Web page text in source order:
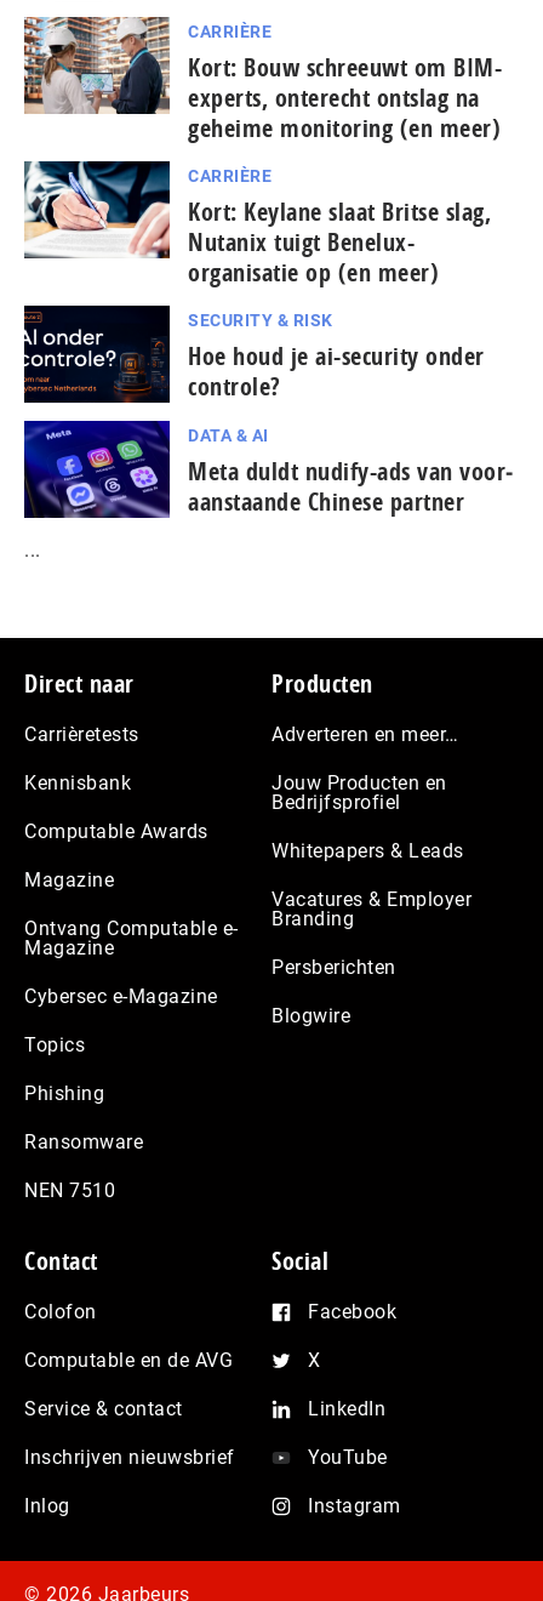
CARRIÈRE
Kort: Bouw schreeuwt om BIM-
experts, onterecht ontslag na
geheime monitoring (en meer)
CARRIÈRE
Kort: Keylane slaat Britse slag,
Nutanix tuigt Benelux-
organisatie op (en meer)
SECURITY & RISK
Hoe houd je ai-security onder
controle?
DATA & AI
Meta duldt nudify-ads van voor­
aan­staan­de Chinese partner
...
Footer
Direct naar
Carrièretests
Kennisbank
Computable Awards
Magazine
Ontvang Computable e-
Magazine
Cybersec e-Magazine
Topics
Phishing
Ransomware
NEN 7510
Producten
Adverteren en meer…
Jouw Producten en
Bedrijfsprofiel
Whitepapers & Leads
Vacatures & Employer
Branding
Persberichten
Blogwire
Contact
Colofon
Computable en de AVG
Service & contact
Inschrijven nieuwsbrief
Inlog
Social
Facebook
X
LinkedIn
YouTube
Instagram
© 2026 Jaarbeurs